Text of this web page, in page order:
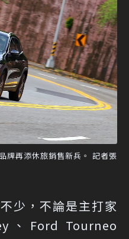
牌再添休旅銷售新兵。 記者張
少，不論是主打家
、Ford Tourneo